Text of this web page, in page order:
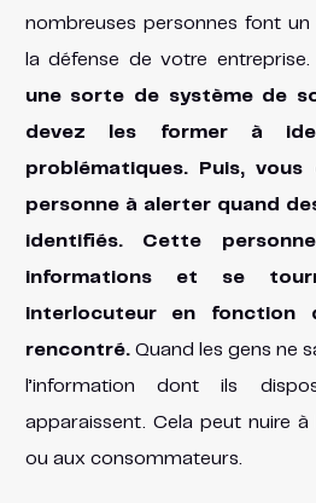
nombreuses personnes font
la défense de votre
une sorte de système de
devez les former à
problématiques. Puis, vous
personne à alerter quand
identifiés. Cette
informations et se
interlocuteur en fonction
rencontré.Quand les gens ne
l’information dont ils
apparaissent. Cela peut nuire
ou aux consommateurs.